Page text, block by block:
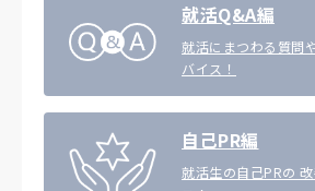
就活Q&A編
就活にまつわる質問
バイス！
自己PR編
就活生の自己PRの